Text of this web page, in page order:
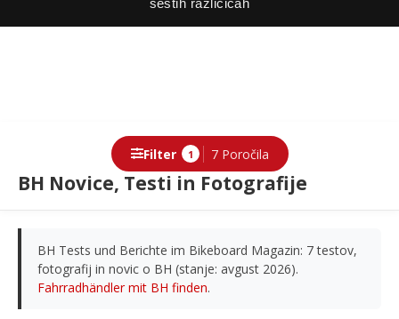
šestih različicah
BH Novice, Testi in Fotografije
Filter 1 7 Poročila
BH Tests und Berichte im Bikeboard Magazin: 7 testov,
fotografij in novic o BH (stanje: avgust 2026).
Fahrradhändler mit BH finden.